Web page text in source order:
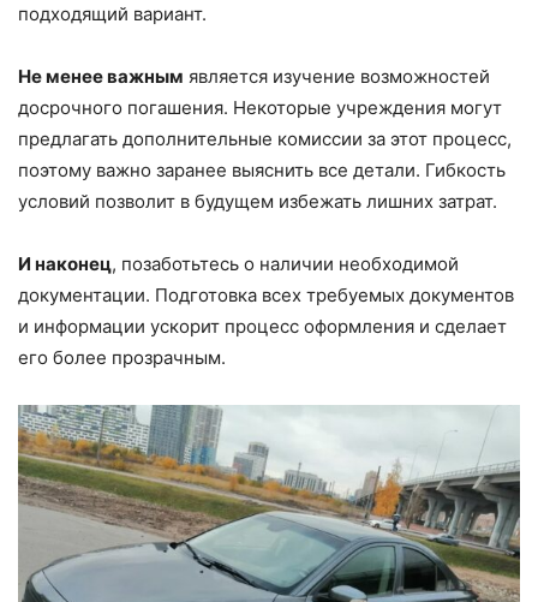
подходящий вариант.
Не менее важным является изучение возможностей
досрочного погашения. Некоторые учреждения могут
предлагать дополнительные комиссии за этот процесс,
поэтому важно заранее выяснить все детали. Гибкость
условий позволит в будущем избежать лишних затрат.
И наконец, позаботьтесь о наличии необходимой
документации. Подготовка всех требуемых документов
и информации ускорит процесс оформления и сделает
его более прозрачным.